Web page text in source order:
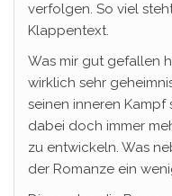
verfolgen. So viel
Klappentext.
Was mir gut gefallen
wirklich sehr
seinen inneren
dabei doch immer
zu entwickeln. Was
der Romanze ein